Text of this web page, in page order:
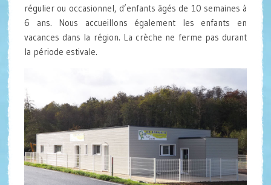
régulier ou occasionnel, d’enfants âgés de 10 semaines à
6 ans. Nous accueillons également les enfants en
vacances dans la région. La crèche ne ferme pas durant
la période estivale.